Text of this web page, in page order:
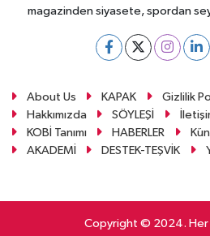
magazinden siyasete, spordan
About Us KAPAK Gizlilik
Hakkımızda
SÖYLEŞİ
KOBİ Tanımı
HABERLER
AKADEMİ
DESTEK-TEŞVİK
Copyright © 2024. Her